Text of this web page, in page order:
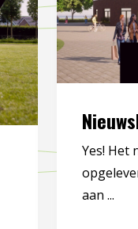
Yes! Het
aan ...